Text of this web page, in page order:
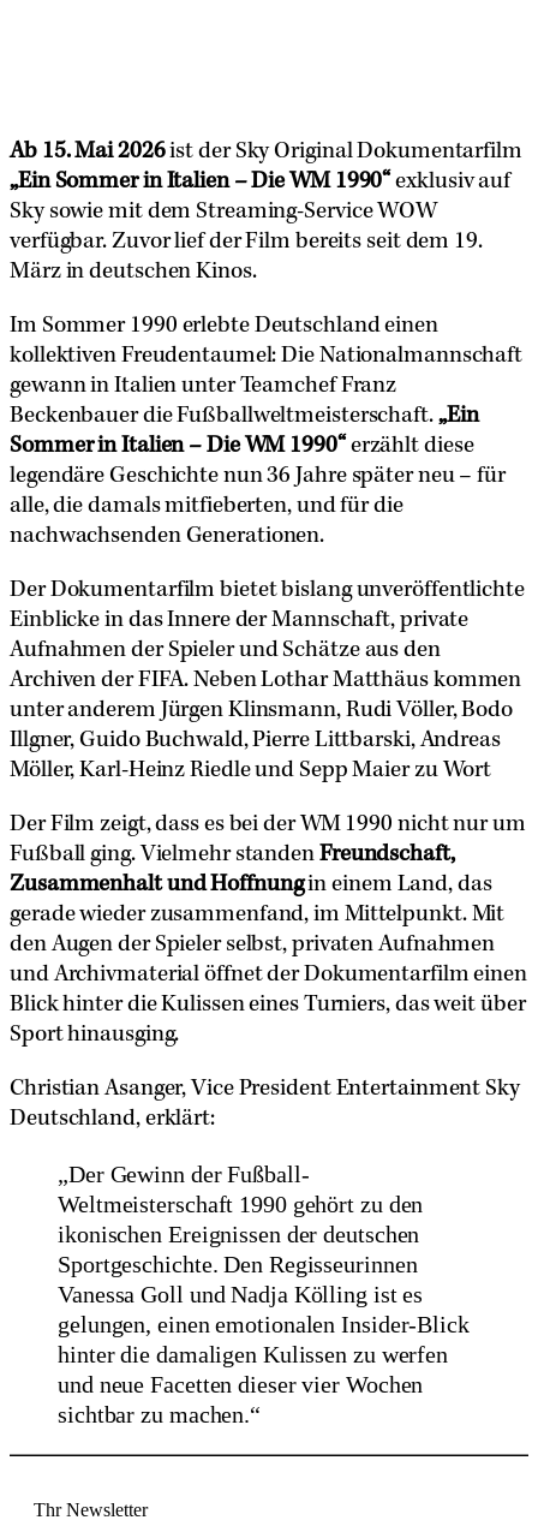
Ab 15. Mai 2026ist der Sky Original Dokumentarfilm
„Ein Sommer in Italien – Die WM 1990“ exklusiv auf
Sky sowie mit dem Streaming-Service WOW
verfügbar. Zuvor lief der Film bereits seit dem 19.
März in deutschen Kinos.
Im Sommer 1990 erlebte Deutschland einen
kollektiven Freudentaumel: Die Nationalmannschaft
gewann in Italien unter Teamchef Franz
Beckenbauer die Fußballweltmeisterschaft. „Ein
Sommer in Italien – Die WM 1990“erzählt diese
legendäre Geschichte nun 36 Jahre später neu – für
alle, die damals mitfieberten, und für die
nachwachsenden Generationen.
Der Dokumentarfilm bietet bislang unveröffentlichte
Einblicke in das Innere der Mannschaft, private
Aufnahmen der Spieler und Schätze aus den
Archiven der FIFA. Neben Lothar Matthäus kommen
unter anderem Jürgen Klinsmann, Rudi Völler, Bodo
Illgner, Guido Buchwald, Pierre Littbarski, Andreas
Möller, Karl-Heinz Riedle und Sepp Maier zu Wort
Der Film zeigt, dass es bei der WM 1990 nicht nur um
Fußball ging. Vielmehr standen Freundschaft,
Zusammenhalt und Hoffnungin einem Land, das
gerade wieder zusammenfand, im Mittelpunkt. Mit
den Augen der Spieler selbst, privaten Aufnahmen
und Archivmaterial öffnet der Dokumentarfilm einen
Blick hinter die Kulissen eines Turniers, das weit über
Sport hinausging.
Christian Asanger, Vice President Entertainment Sky
Deutschland, erklärt:
„Der Gewinn der Fußball-
Weltmeisterschaft 1990 gehört zu den
ikonischen Ereignissen der deutschen
Sportgeschichte. Den Regisseurinnen
Vanessa Goll und Nadja Kölling ist es
gelungen, einen emotionalen Insider-Blick
hinter die damaligen Kulissen zu werfen
und neue Facetten dieser vier Wochen
sichtbar zu machen.“
Thr Newsletter